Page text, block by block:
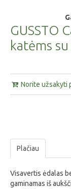
GUSSTO
katėms
Norite užsakyti
Plačiau
Visavertis ėdalas
gaminamas iš